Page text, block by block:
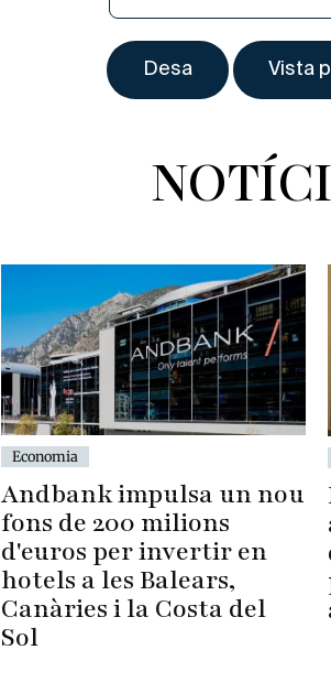
Economia
Andbank impulsa un nou
fons de 200 milions
d'euros per invertir en
hotels a les Balears,
Canàries i la Costa del
Sol